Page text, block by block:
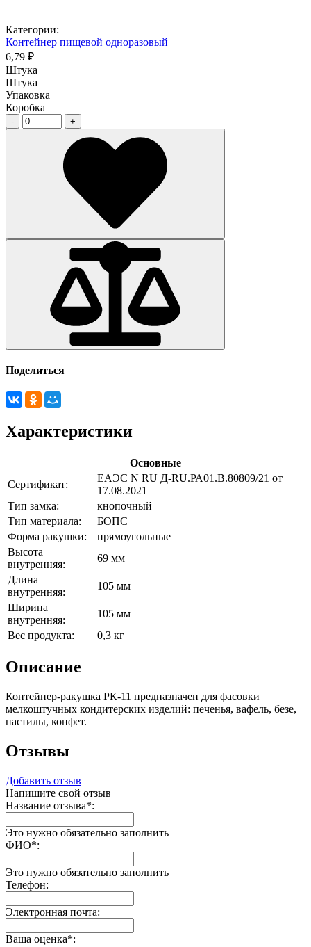
Категории:
Контейнер пищевой одноразовый
6,79 ₽
Штука
Штука
Упаковка
Коробка
Поделиться
Характеристики
Основные
Сертификат:
ЕАЭС N RU Д-RU.РА01.В.80809/21 от
17.08.2021
Тип замка:
кнопочный
Тип материала:
БОПС
Форма ракушки:
прямоугольные
Высота
внутренняя:
69 мм
Длина
внутренняя:
105 мм
Ширина
внутренняя:
105 мм
Вес продукта:
0,3 кг
Описание
Контейнер-ракушка РК-11 предназначен для фасовки
мелкоштучных кондитерских изделий: печенья, вафель, безе,
пастилы, конфет.
Отзывы
Добавить отзыв
Напишите свой отзыв
Название отзыва*:
Это нужно обязательно заполнить
ФИО*:
Это нужно обязательно заполнить
Телефон:
Электронная почта:
Ваша оценка*: